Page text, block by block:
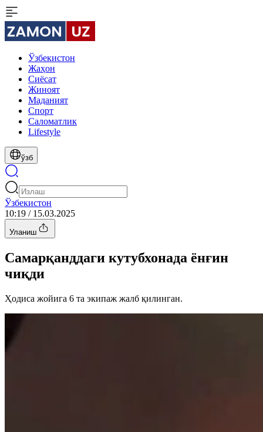
Ўзбекистон
Жаҳон
Сиёсат
Жиноят
Маданият
Спорт
Cаломатлик
Lifestyle
ўзб
Ўзбекистон
10:19 / 15.03.2025
Уланиш
Самарқанддаги кутубхонада ёнғин
чиқди
Ҳодиса жойига 6 та экипаж жалб қилинган.